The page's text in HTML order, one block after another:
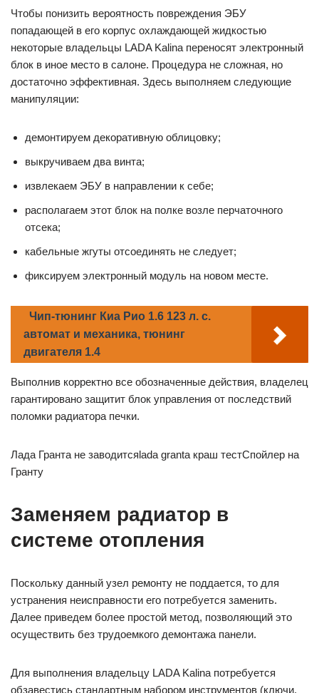
Чтобы понизить вероятность повреждения ЭБУ
попадающей в его корпус охлаждающей жидкостью
некоторые владельцы LADA Kalina переносят электронный
блок в иное место в салоне. Процедура не сложная, но
достаточно эффективная. Здесь выполняем следующие
манипуляции:
демонтируем декоративную облицовку;
выкручиваем два винта;
извлекаем ЭБУ в направлении к себе;
располагаем этот блок на полке возле перчаточного
отсека;
кабельные жгуты отсоединять не следует;
фиксируем электронный модуль на новом месте.
Чип-тюнинг Киа Рио 1.6 123 л. с.
автомат и механика, тюнинг
двигателя 1.4
Выполнив корректно все обозначенные действия, владелец
гарантировано защитит блок управления от последствий
поломки радиатора печки.
Лада Гранта не заводитсяlada granta краш тестСпойлер на
Гранту
Заменяем радиатор в
системе отопления
Поскольку данный узел ремонту не поддается, то для
устранения неисправности его потребуется заменить.
Далее приведем более простой метод, позволяющий это
осуществить без трудоемкого демонтажа панели.
Для выполнения владельцу LADA Kalina потребуется
обзавестись стандартным набором инструментов (ключи,